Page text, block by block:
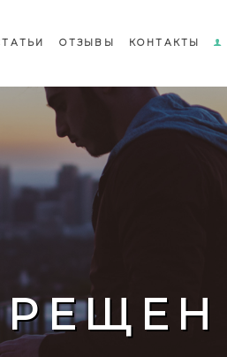
ОТЗЫВЫ КОНТАКТЫ